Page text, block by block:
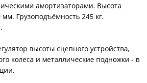
амортизаторами. Высота
Грузоподъёмность 245 кг.
высоты сцепного устройства,
колеса и металлические подножки - в